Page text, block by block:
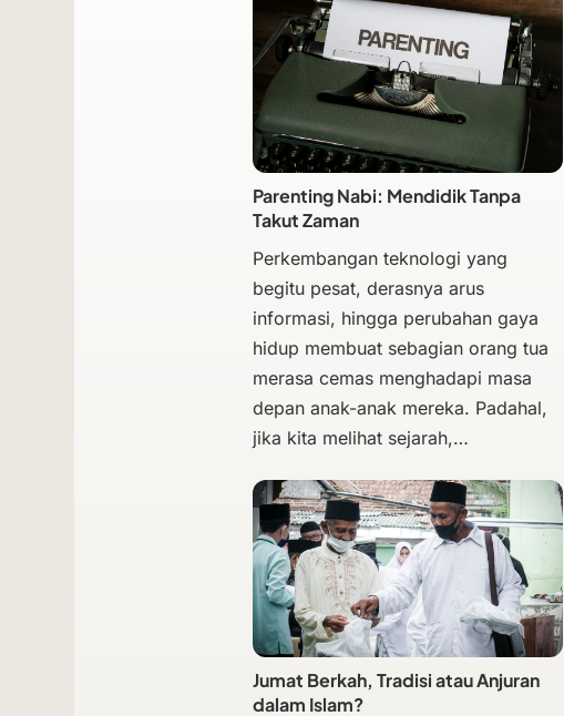
Parenting Nabi: Mendidik Tanpa
Takut Zaman
Perkembangan teknologi yang
begitu pesat, derasnya arus
informasi, hingga perubahan gaya
hidup membuat sebagian orang tua
merasa cemas menghadapi masa
depan anak-anak mereka. Padahal,
jika kita melihat sejarah,…
Jumat Berkah, Tradisi atau Anjuran
dalam Islam?